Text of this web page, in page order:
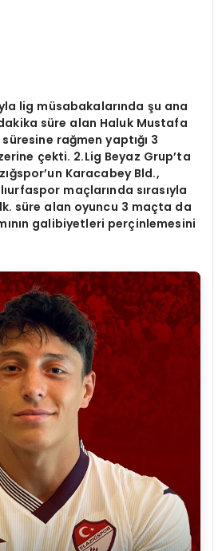
lig müsabakalarında şu ana
süre alan Haluk Mustafa
süresine rağmen yaptığı 3
çekti. 2.Lig Beyaz Grup’ta
Karacabey Bld.,
maçlarında sırasıyla
süre alan oyuncu 3 maçta da
galibiyetleri perçinlemesini